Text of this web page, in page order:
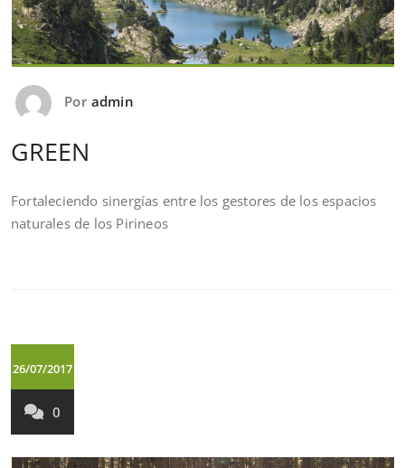
Por admin
GREEN
Fortaleciendo sinergías entre los gestores de los espacios
naturales de los Pirineos
26/07/2017
0